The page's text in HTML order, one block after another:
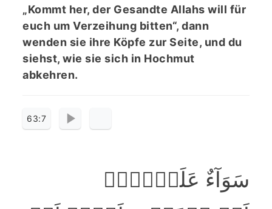
„Kommt her, der Gesandte Allahs will für
euch um Verzeihung bitten“, dann
wenden sie ihre Köpfe zur Seite, und du
siehst, wie sie sich in Hochmut
abkehren.
63:7
سَوَآءٌ عَلَیۡہِمۡ